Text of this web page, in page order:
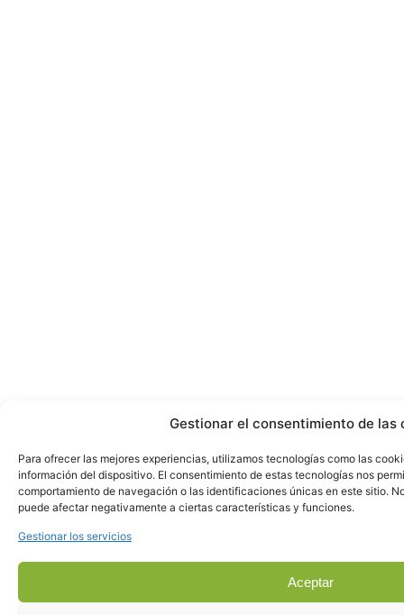
Gestionar el consentimiento de las
Para ofrecer las mejores experiencias, utilizamos tecnologías como las
información del dispositivo. El consentimiento de estas tecnologías nos
comportamiento de navegación o las identificaciones únicas en este sitio.
puede afectar negativamente a ciertas características y funciones.
Gestionar los servicios
Aceptar